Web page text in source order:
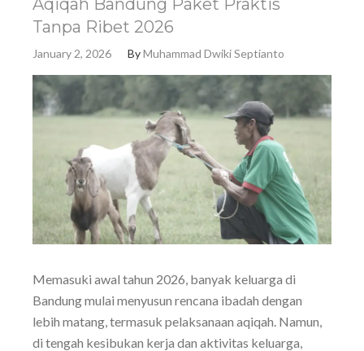
Tanpa Ribet 2026
January 2, 2026 ByMuhammad Dwiki Septianto
Memasuki awal tahun 2026, banyak keluarga di
Bandung mulai menyusun rencana ibadah dengan
lebih matang, termasuk pelaksanaan aqiqah. Namun,
di tengah kesibukan kerja dan aktivitas keluarga,